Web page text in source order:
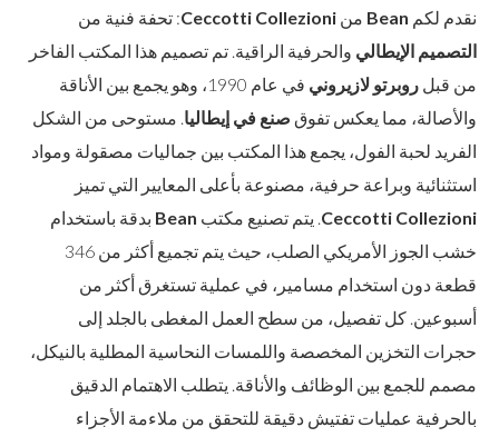
نقدم لكم Bean من Ceccotti Collezioni: تحفة فنية من
التصميم الإيطالي والحرفية الراقية. تم تصميم هذا المكتب الفاخر
من قبل روبرتو لازيروني
في عام 1990، وهو يجمع بين الأناقة
والأصالة، مما يعكس تفوق صنع في إيطاليا . مستوحى من الشكل
الفريد لحبة الفول، يجمع هذا المكتب بين جماليات مصقولة ومواد
استثنائية وبراعة حرفية، مصنوعة بأعلى المعايير التي تميز
Ceccotti Collezioni . يتم تصنيع مكتب Bean بدقة باستخدام
خشب الجوز الأمريكي الصلب، حيث يتم تجميع أكثر من 346
قطعة دون استخدام مسامير، في عملية تستغرق أكثر من
أسبوعين. كل تفصيل، من سطح العمل المغطى بالجلد إلى
حجرات التخزين المخصصة واللمسات النحاسية المطلية بالنيكل،
مصمم للجمع بين الوظائف والأناقة. يتطلب الاهتمام الدقيق
بالحرفية عمليات تفتيش دقيقة للتحقق من ملاءمة الأجزاء